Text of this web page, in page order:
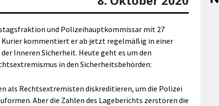
und Polizeihauptkommissar mit 27
Kurier kommentiert er ab jetzt regelmäßig in einer
Inneren Sicherheit. Heute geht es um den
in den Sicherheitsbehörden:
als Rechtsextremisten diskreditieren, um die Polizei
Aber die Zahlen des Lageberichts zerstören die